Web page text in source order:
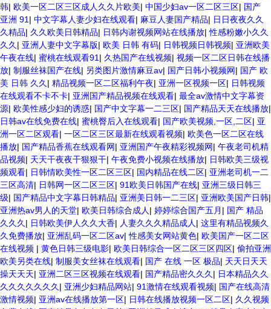
韩| 欧美一区二区三区成人久久片欧美| 中国少妇av一区二区三区| 国产
亚洲 91 | 中文字幕人妻少妇在线观看| 麻豆人妻国产精品| 日日夜夜久久
久精品| 久久欧美日韩精品| 日韩内谢视频网站在线播放|性感粉嫩小久久
久久 | 亚洲人妻中文字幕版| 欧美 日韩 有码| 日韩视频日韩视频| 亚洲欧美
午夜在线| 蜜桃在线观看91 | 久热国产在线视频| 视频一区二区日韩在线播
放| 制服丝袜国产在线| 另类图片激情麻豆av| 国产日韩小视频网| 国产 欧
美 日韩 久久 | 精品视频一区二区福利午夜| 亚洲一区视频一区| 日韩视频
在线观看不卡不卡| 亚洲国产精品视频在线观看| 最全av激情中文字幕资
源| 欧美性感少妇的诱惑| 国产中文字幕一二三区| 国产精品天天在线播放|
日韩av在线免费在线| 蜜桃臀后入在线观看| 国产欧美视频,一区,二区| 亚
洲一区二区观看| 一区二区三区最新在线观看视频| 欧美色一区二区在线
播放| 国产精品香蕉在线观看网| 亚洲国产午夜精彩视频网| 午夜老司机精
品视频| 天天干夜夜干狠狠干| 午夜免费小视频在线播放| 日韩欧美三级视
频观看| 日韩情欧美性一区二区三区| 国内精品在线二区| 亚洲老司机一二
三区高清| 日韩网一区二区三区| 91欧美日韩国产在线| 亚洲三级日韩三
级| 国产精品中文字幕日韩精品| 亚洲美日韩一二三区| 亚洲欧美国产日韩|
亚洲热av男人的天堂| 欧美日韩综合成人 | 婷婷综合国产五月 | 国产 精品
久久久 | 日韩欧美伊人久久大香| 人妻久久久精品成人 | 这里有精品视频久
久免费播放| 亚洲乱码一区二区av|性感美女网站黄色| 欧美国产一区二区
在线视频 | 黄色日韩三级电影| 欧美日韩综合一区二区三区四区| 偷拍亚洲
欧美另类在线| 制服美女丝袜在线观看| 国产 在线 一区 极品| 天天日天天
操天天天| 亚洲二区三区视频在线观看| 国产精品密久久久 | 日本精品久久
久久久久久久久 | 亚洲少妇精品网站| 91激情在线观看视频| 国产在线高清
激情视频| 亚洲av在线播放第一区| 日韩在线播放视频一区二区| 久久视频